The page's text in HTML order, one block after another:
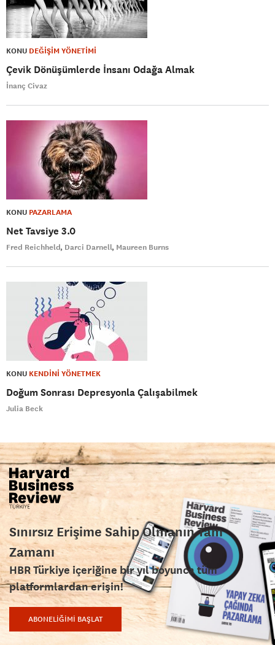
KONU DEĞİŞİM YÖNETİMİ
Çevik Dönüşümlerde İnsanı Odağa Almak
İnanç Civaz
KONU PAZARLAMA
Net Tavsiye 3.0
Fred Reichheld Darci Darnell Maureen Burns
KONU KENDİNİ YÖNETMEK
Doğum Sonrası Depresyonla Çalışabilmek
Julia Beck
Sınırsız Erişime Sahip Olmanın Tam
Zamanı
HBR Türkiye içeriğine bir yıl boyunca tüm
platformlardan erişin!
ABONELİĞİMİ BAŞLAT